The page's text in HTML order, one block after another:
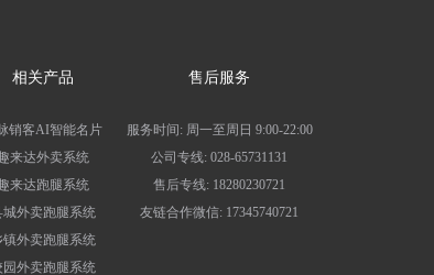
相关产品
销客AI智能名片
来达外卖系统
来达跑腿系统
城外卖跑腿系统
镇外卖跑腿系统
园外卖跑腿系统
售后服务
服务时间: 周一至周日 9:00-22:00
公司专线: 028-65731131
售后专线: 18280230721
友链合作微信: 17345740721